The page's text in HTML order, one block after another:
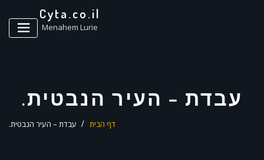
Cyta.co.il
Menahem Lurie
עבדת – העיר הנבטית.
דף הבית עבדת – העיר הנבטית.